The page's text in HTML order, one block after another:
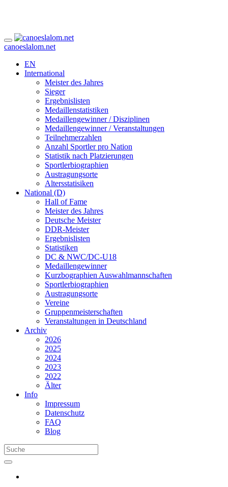
canoeslalom.net
EN
International
Meister des Jahres
Sieger
Ergebnislisten
Medaillenstatistiken
Medaillengewinner / Disziplinen
Medaillengewinner / Veranstaltungen
Teilnehmerzahlen
Anzahl Sportler pro Nation
Statistik nach Platzierungen
Sportlerbiographien
Austragungsorte
Altersstatisiken
National (D)
Hall of Fame
Meister des Jahres
Deutsche Meister
DDR-Meister
Ergebnislisten
Statistiken
DC & NWC/DC-U18
Medaillengewinner
Kurzbographien Auswahlmannschaften
Sportlerbiographien
Austragungsorte
Vereine
Gruppenmeisterschaften
Veranstaltungen in Deutschland
Archiv
2026
2025
2024
2023
2022
Älter
Info
Impressum
Datenschutz
FAQ
Blog